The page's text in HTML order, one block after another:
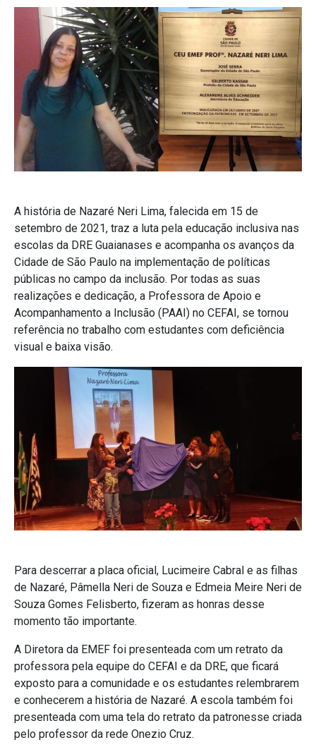
A história de Nazaré Neri Lima, falecida em 15 de
setembro de 2021, traz a luta pela educação inclusiva nas
escolas da DRE Guaianases e acompanha os avanços da
Cidade de São Paulo na implementação de políticas
públicas no campo da inclusão. Por todas as suas
realizações e dedicação, a Professora de Apoio e
Acompanhamento a Inclusão (PAAI) no CEFAI, se tornou
referência no trabalho com estudantes com deficiência
visual e baixa visão.
Para descerrar a placa oficial, Lucimeire Cabral e as filhas
de Nazaré, Pâmella Neri de Souza e Edmeia Meire Neri de
Souza Gomes Felisberto, fizeram as honras desse
momento tão importante.
A Diretora da EMEF foi presenteada com um retrato da
professora pela equipe do CEFAI e da DRE, que ficará
exposto para a comunidade e os estudantes relembrarem
e conhecerem a história de Nazaré. A escola também foi
presenteada com uma tela do retrato da patronesse criada
pelo professor da rede Onezio Cruz.